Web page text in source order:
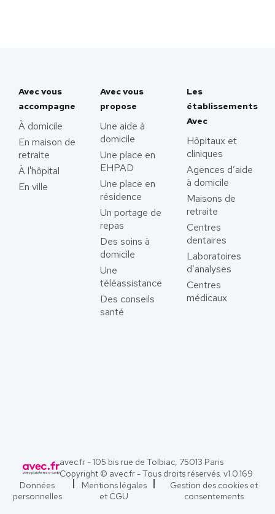
Avec vous
accompagne
À domicile
En maison de
retraite
À l'hôpital
En ville
Avec vous
propose
Une aide à
domicile
Une place en
EHPAD
Une place en
résidence
Un portage de
repas
Des soins à
domicile
Une
téléassistance
Des conseils
santé
Les
établissements
Avec
Hôpitaux et
cliniques
Agences d’aide
à domicile
Maisons de
retraite
Centres
dentaires
Laboratoires
d’analyses
Centres
médicaux
avec.fr - 105 bis rue de Tolbiac, 75013 Paris
Copyright © avec.fr - Tous droits réservés. v1.0.169
Données
personnelles
Mentions légales
et CGU
Gestion des cookies et
consentements